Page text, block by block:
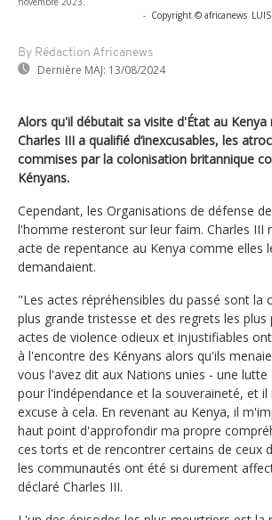
- Copyright © africanews
By Rédaction Africanews
Dernière MAJ: 13/08/2024
Alors qu'il débutait sa visite d'État au Kenya
Charles III a qualifié d’inexcusables, les
commises par la colonisation britannique
Kényans.
Cependant, les Organisations de défense
l'homme resteront sur leur faim. Charles III
acte de repentance au Kenya comme elles
demandaient.
"Les actes répréhensibles du passé sont la
plus grande tristesse et des regrets les plus
actes de violence odieux et injustifiables
à l'encontre des Kényans alors qu'ils
vous l'avez dit aux Nations unies - une lutte
pour l'indépendance et la souveraineté, et il
excuse à cela. En revenant au Kenya, il
haut point d'approfondir ma propre
ces torts et de rencontrer certains de ceux
les communautés ont été si durement
déclaré Charles III.